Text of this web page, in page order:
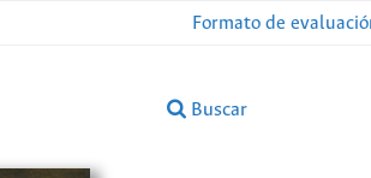
Formato de
Buscar